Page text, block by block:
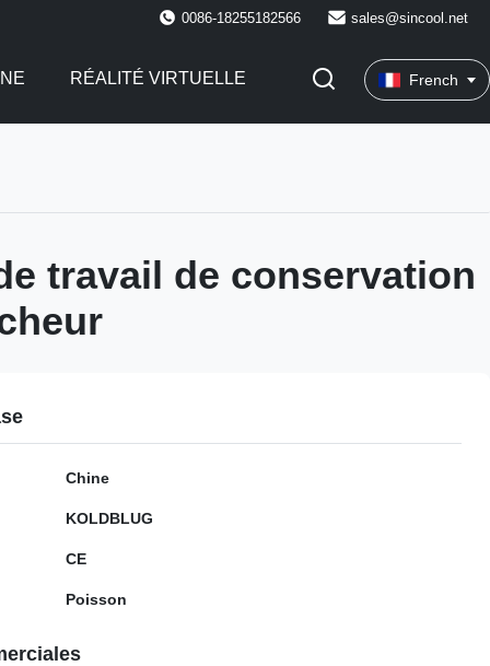
0086-18255182566 sales@sincool.net
RÉALITÉ VIRTUELLE French
travail de conservation
Chine
KOLDBLUG
CE
Poisson